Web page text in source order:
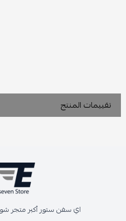
تقييمات المنتج
اي سفن ستور أكبر متجر